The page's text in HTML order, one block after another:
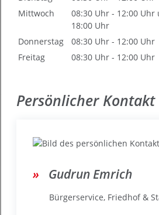
Mittwoch
08:30 Uhr - 12:00 Uhr
18:00 Uhr
Donnerstag
08:30 Uhr - 12:00 Uhr
Freitag
08:30 Uhr - 12:00 Uhr
Persönlicher Kontakt
Gudrun Emrich
Bürgerservice, Friedhof &